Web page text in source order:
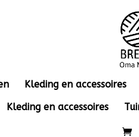
Kleding en accessoires
Kleding en accessoires